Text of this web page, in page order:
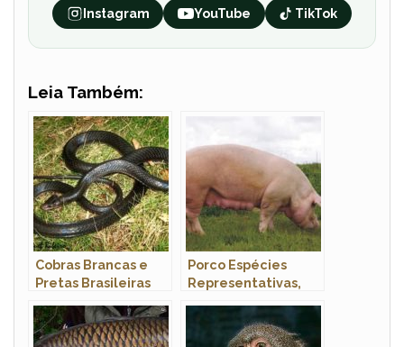
Instagram YouTube TikTok
Leia Também:
Cobras Brancas e
Pretas Brasileiras
Porco Espécies
Representativas,
Nome Científico